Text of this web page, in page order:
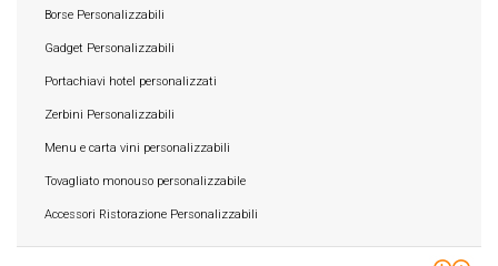
Borse Personalizzabili
Gadget Personalizzabili
Portachiavi hotel personalizzati
Zerbini Personalizzabili
Menu e carta vini personalizzabili
Tovagliato monouso personalizzabile
Accessori Ristorazione Personalizzabili